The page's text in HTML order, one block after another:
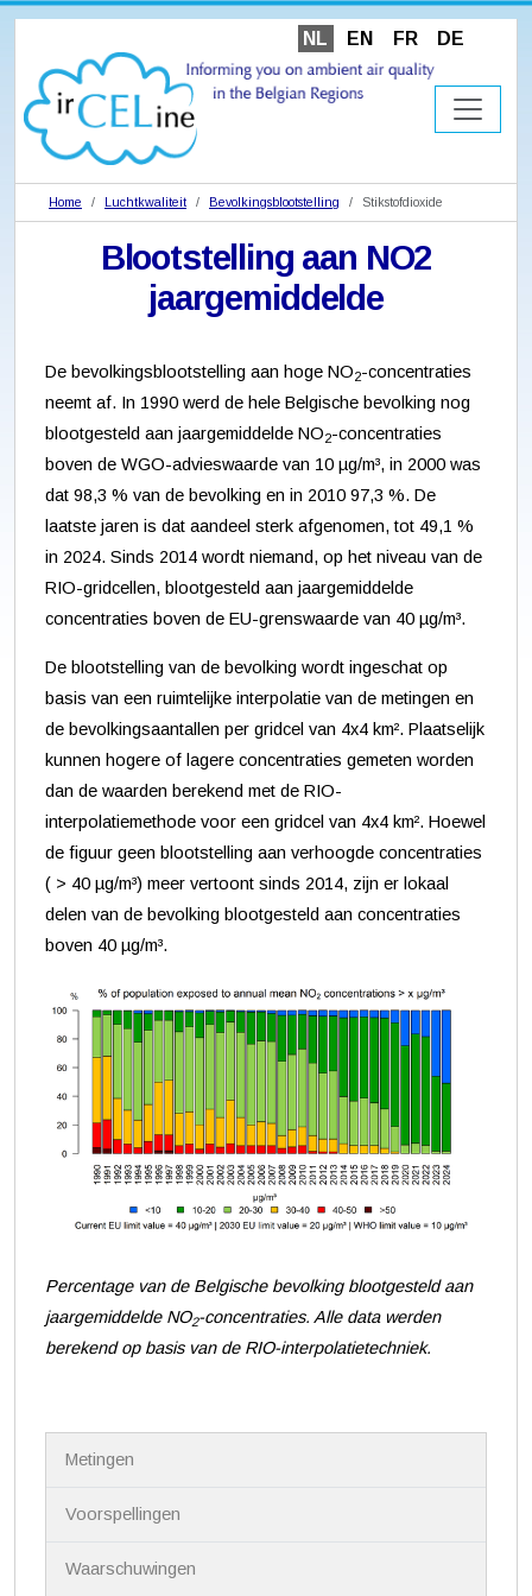
NL EN FR DE
Home Luchtkwaliteit Bevolkingsblootstelling Stikstofdioxide
Blootstelling aan NO2
jaargemiddelde
De bevolkingsblootstelling aan hoge NO2-concentraties
neemt af. In 1990 werd de hele Belgische bevolking nog
blootgesteld aan jaargemiddelde NO2-concentraties
boven de WGO-advieswaarde van 10 µg/m³, in 2000 was
dat 98,3 % van de bevolking en in 2010 97,3 %. De
laatste jaren is dat aandeel sterk afgenomen, tot 49,1 %
in 2024. Sinds 2014 wordt niemand, op het niveau van de
RIO-gridcellen, blootgesteld aan jaargemiddelde
concentraties boven de EU-grenswaarde van 40 µg/m³.
De blootstelling van de bevolking wordt ingeschat op
basis van een ruimtelijke interpolatie van de metingen en
de bevolkingsaantallen per gridcel van 4x4 km². Plaatselijk
kunnen hogere of lagere concentraties gemeten worden
dan de waarden berekend met de RIO-
interpolatiemethode voor een gridcel van 4x4 km². Hoewel
de figuur geen blootstelling aan verhoogde concentraties
( > 40 µg/m³) meer vertoont sinds 2014, zijn er lokaal
delen van de bevolking blootgesteld aan concentraties
boven 40 µg/m³.
Percentage van de Belgische bevolking blootgesteld aan
jaargemiddelde NO2-concentraties. Alle data werden
berekend op basis van de RIO-interpolatietechniek.
Metingen
Voorspellingen
Waarschuwingen